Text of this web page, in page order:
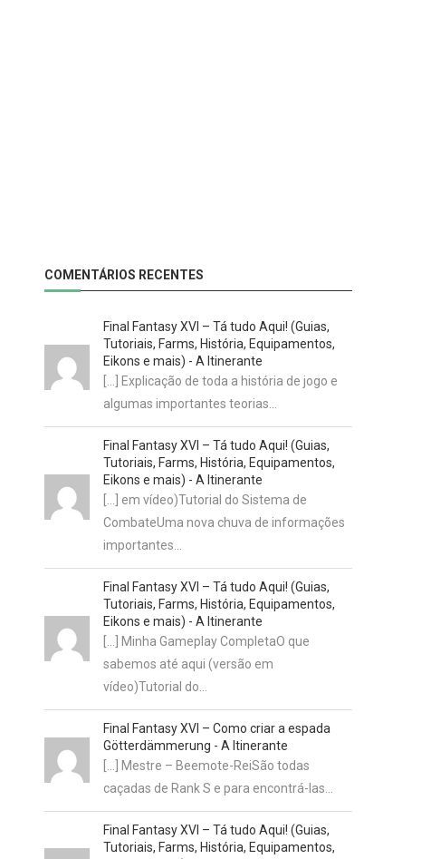
COMENTÁRIOS RECENTES
Final Fantasy XVI – Tá tudo Aqui! (Guias,
Tutoriais, Farms, História, Equipamentos,
Eikons e mais) - A Itinerante
[…] Explicação de toda a história de jogo e
algumas importantes teorias…
Final Fantasy XVI – Tá tudo Aqui! (Guias,
Tutoriais, Farms, História, Equipamentos,
Eikons e mais) - A Itinerante
[…] em vídeo)Tutorial do Sistema de
CombateUma nova chuva de informações
importantes…
Final Fantasy XVI – Tá tudo Aqui! (Guias,
Tutoriais, Farms, História, Equipamentos,
Eikons e mais) - A Itinerante
[…] Minha Gameplay CompletaO que
sabemos até aqui (versão em
vídeo)Tutorial do…
Final Fantasy XVI – Como criar a espada
Götterdämmerung - A Itinerante
[…] Mestre – Beemote-ReiSão todas
caçadas de Rank S e para encontrá-las…
Final Fantasy XVI – Tá tudo Aqui! (Guias,
Tutoriais, Farms, História, Equipamentos,